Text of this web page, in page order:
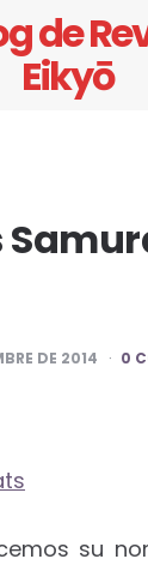
de
Eikyō
DE 2014 0
su